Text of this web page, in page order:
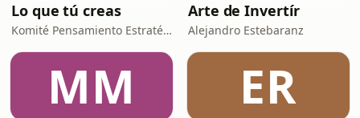
Lo que tú creas
Komité Pensamiento Estratégico
Arte de Invertír
Alejandro Estebaranz
MM ER